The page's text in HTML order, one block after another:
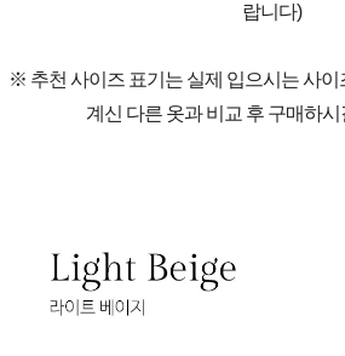
랍니다)
※ 추천 사이즈 표기는 실제 입으시는 사이
계신 다른 옷과 비교 후 구매하